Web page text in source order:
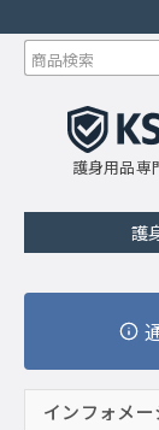
護身用品専
護
インフォメー